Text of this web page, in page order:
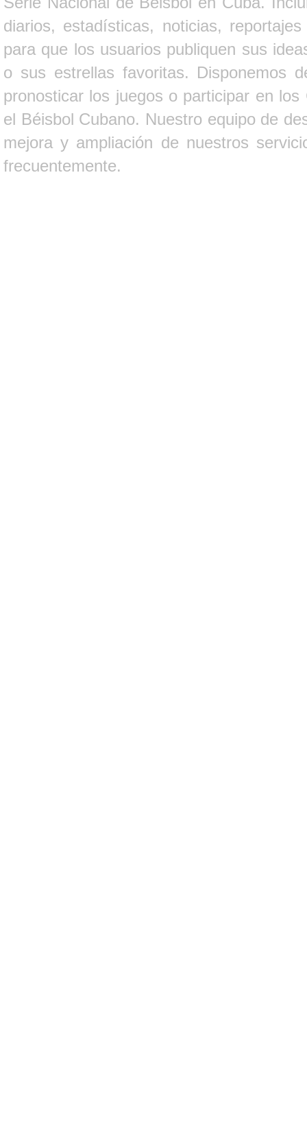
diarios, estadísticas, noticias,
para que los usuarios publiquen sus
o sus estrellas favoritas. Disponemos
pronosticar los juegos o participar en
el Béisbol Cubano. Nuestro equipo de
mejora y ampliación de nuestros
frecuentemente.